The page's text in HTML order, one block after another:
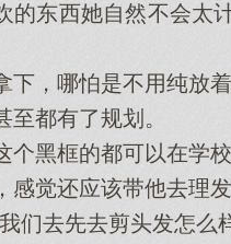
东西她自然不会太计
，哪怕是不用纯放着
都有了规划。
框的都可以在学校
觉还应该带他去理发
去先去剪头发怎么